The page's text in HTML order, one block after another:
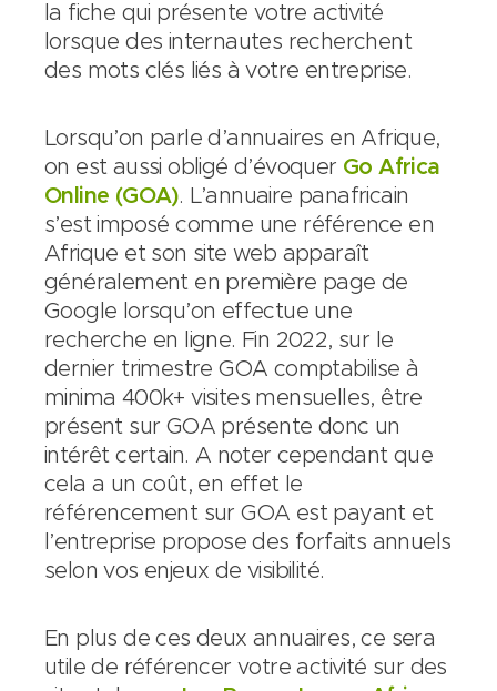
la fiche qui présente votre activité
lorsque des internautes recherchent
des mots clés liés à votre entreprise.
Lorsqu’on parle d’annuaires en Afrique,
on est aussi obligé d’évoquer Go Africa
Online (GOA). L’annuaire panafricain
s’est imposé comme une référence en
Afrique et son site web apparaît
généralement en première page de
Google lorsqu’on effectue une
recherche en ligne. Fin 2022, sur le
dernier trimestre GOA comptabilise à
minima 400k+ visites mensuelles, être
présent sur GOA présente donc un
intérêt certain. A noter cependant que
cela a un coût, en effet le
référencement sur GOA est payant et
l’entreprise propose des forfaits annuels
selon vos enjeux de visibilité.
En plus de ces deux annuaires, ce sera
utile de référencer votre activité sur des